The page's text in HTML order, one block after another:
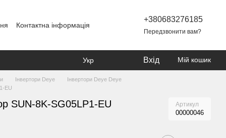
Контактна інформація
+380683276185
Передзвонити вам?
Укр Вхід Мій кошик
Інвертори Deye
Інвертори Deye Deye
EU
SUN-8K-SG05LP1-EU Артикул
00000046